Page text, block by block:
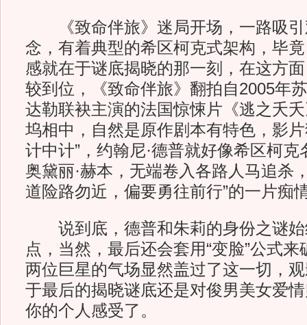
《致命伴旅》迷局开场，一路吸引
念，有着典型的希区柯克式架构，毕
感就在于谜底揭晓的那一刻，在这方
较到位，《致命伴旅》翻拍自2005年
达勒联袂主演的法国惊悚片《逃之夭
坞相中，自然是原作剧本有特色，影
计中计”，约翰尼·德普就好像希区柯
奥黛丽·赫本，无端卷入各路人马追杀
道险路勿近，偏要勇往前行”的一
说到底，德普和朱莉的身份之谜始
点，当然，最后还会套用“变脸”公式
两位巨星的气场显然盖过了这一切，
于最后的揭晓谜底还是对俊男美女爱
你的个人感受了。